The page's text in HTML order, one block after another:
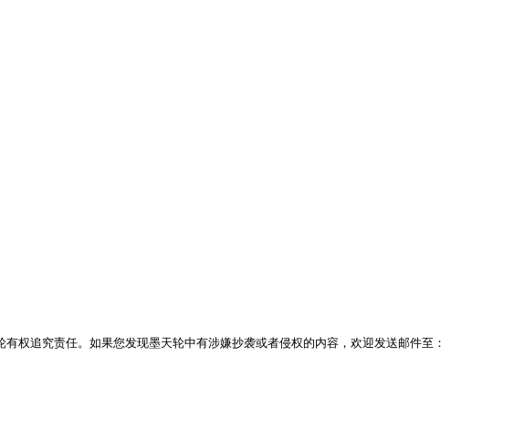
权追究责任。如果您发现墨天轮中有涉嫌抄袭或者侵权的内容，欢迎发送邮件至：